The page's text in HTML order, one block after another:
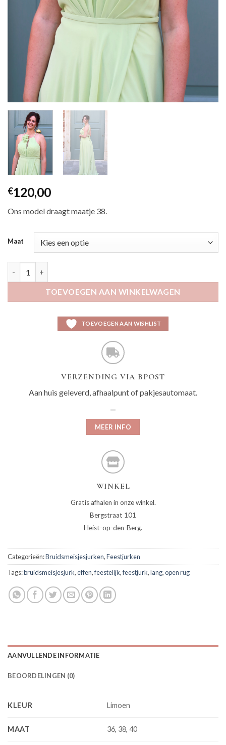
€120,00
Ons model draagt maatje 38.
Maat
TOEVOEGEN AAN WINKELWAGEN
TOEVOEGEN AAN WISHLIST
VERZENDING VIA BPOST
Aan huis geleverd, afhaalpunt of pakjesautomaat.
MEER INFO
WINKEL
Gratis afhalen in onze winkel.
Bergstraat 101
Heist-op-den-Berg.
Categorieën:Bruidsmeisjesjurken,Feestjurken
Tags:bruidsmeisjesjurk,effen,feestelijk,feestjurk,lang,open rug
AANVULLENDE INFORMATIE
BEOORDELINGEN (0)
KLEUR Limoen
MAAT 36, 38, 40